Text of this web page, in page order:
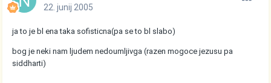
22. junij 2005
ja to je bl ena taka sofisticna(pa se to bl slabo)
bog je neki nam ljudem nedoumljivga (razen mogoce jezusu pa
siddharti)